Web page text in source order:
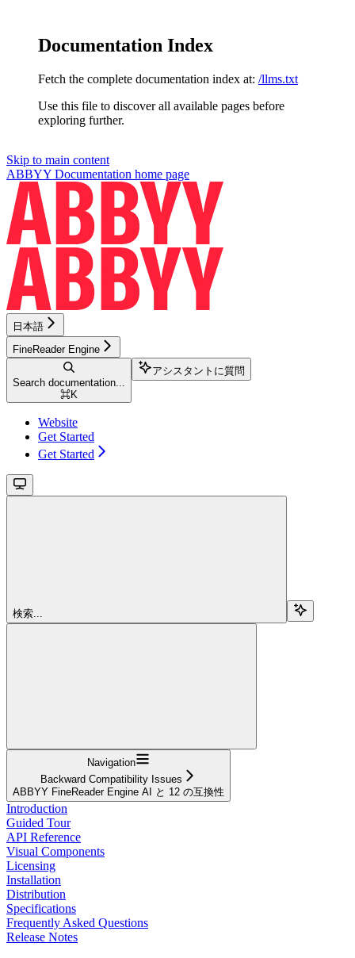
Documentation Index
Fetch the complete documentation index at: /llms.txt
Use this file to discover all available pages before
exploring further.
Skip to main content
ABBYY Documentation home page
日本語
FineReader Engine
Search documentation...
⌘K
アシスタントに質問
Website
Get Started
Get Started
検索...
Navigation
Backward Compatibility Issues
ABBYY FineReader Engine AI と 12 の互換性
Introduction
Guided Tour
API Reference
Visual Components
Licensing
Installation
Distribution
Specifications
Frequently Asked Questions
Release Notes